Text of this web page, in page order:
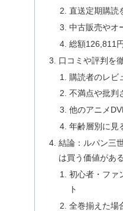
直送定期購読
中古販売やオ
総額126,811
口コミや評判を
購読者のレビ
不満点や批判
他のアニメ
年齢層別に見
結論：ルパン三
は買う価値があ
初心者・ファ
ト
全巻揃えた場